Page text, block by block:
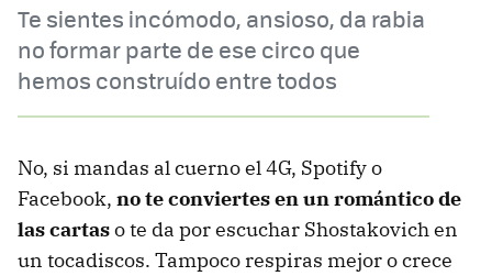
Te sientes incómodo, ansioso, da rabia
no formar parte de ese circo que
hemos construído entre todos
No, si mandas al cuerno el 4G, Spotify o
Facebook, no te conviertes en un romántico de
las cartaso te da por escuchar Shostakovich en
un tocadiscos. Tampoco respiras mejor o crece